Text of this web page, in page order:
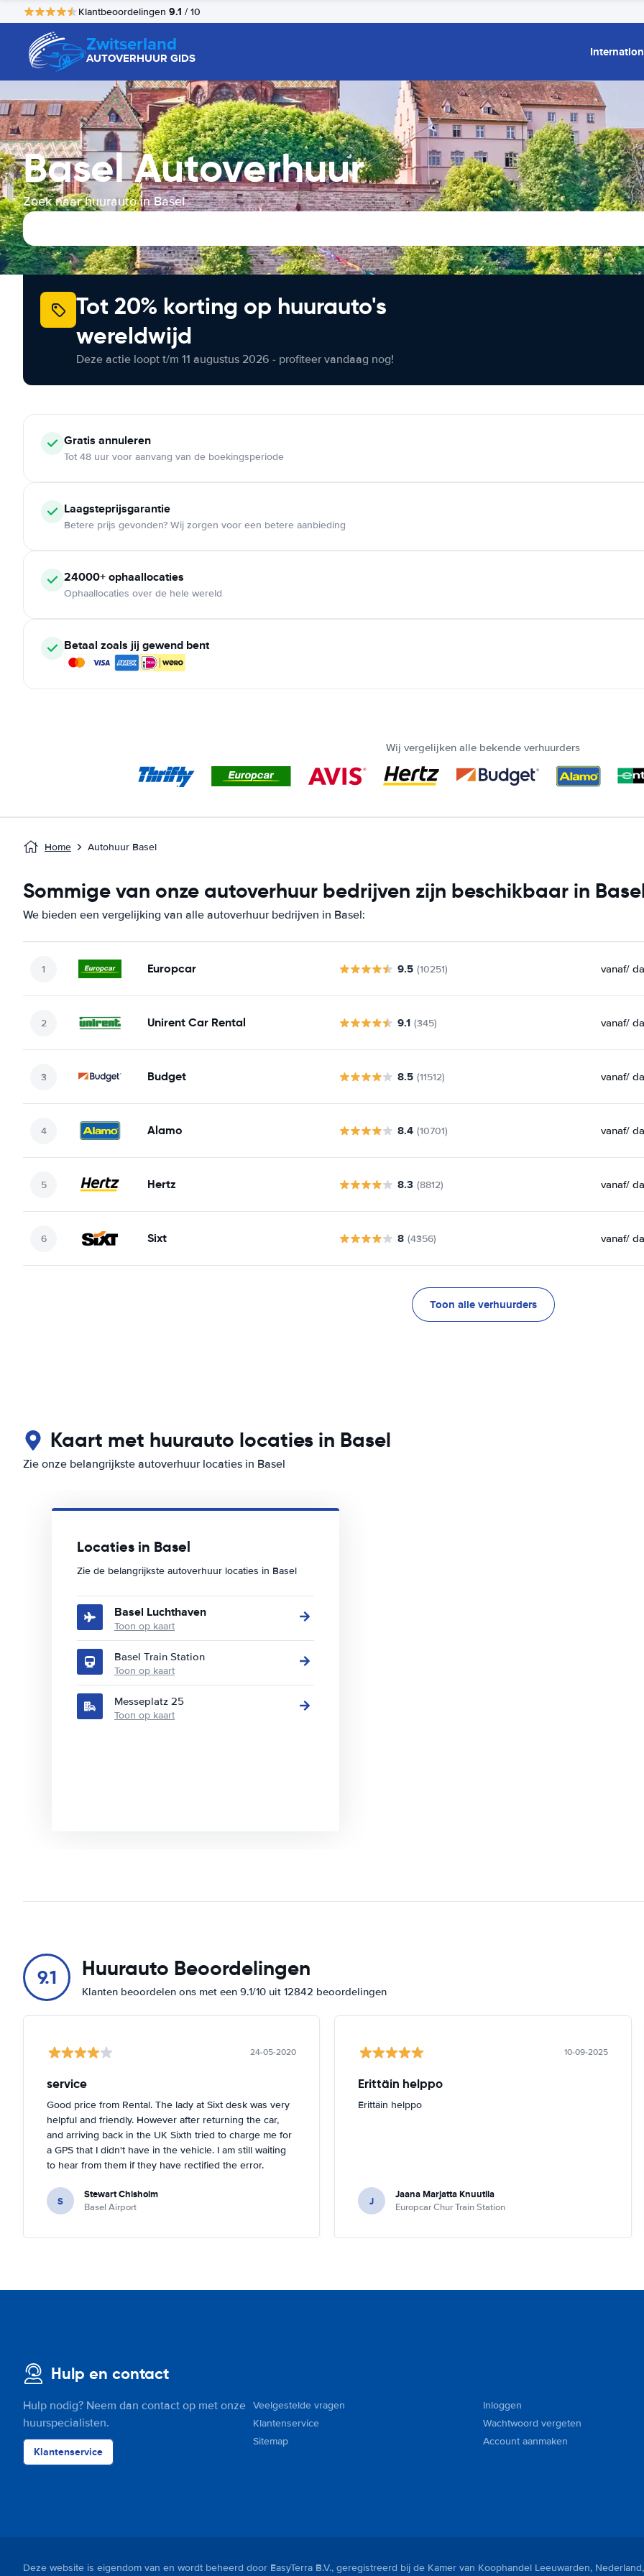
Klantbeoordelingen 9.1 / 10
Zwitserland
AUTOVERHUUR GIDS
Basel Autoverhuur
Zoek naar huurauto in Basel
Tot 20% korting op huurauto's
wereldwijd
Deze actie loopt t/m 11 augustus 2026 - profiteer vandaag nog!
Gratis annuleren
Tot 48 uur voor aanvang van de boekingsperiode
Laagsteprijsgarantie
Betere prijs gevonden? Wij zorgen voor een betere aanbieding
24000+ ophaallocaties
Ophaallocaties over de hele wereld
Betaal zoals jij gewend bent
Wij vergelijken alle bekende verhuurders
Home Autohuur Basel
Sommige van onze autoverhuur bedrijven zijn beschikbaar in
We bieden een vergelijking van alle autoverhuur bedrijven in Basel:
Europcar 9.5 (10251) vanaf/
Unirent Car Rental 9.1 (345) vanaf/
Budget 8.5 (11512) vanaf/
Alamo 8.4 (10701) vanaf/
Hertz 8.3 (8812) vanaf/
Sixt 8 (4356) vanaf/
Toon alle verhuurders
Kaart met huurauto locaties in Basel
Zie onze belangrijkste autoverhuur locaties in Basel
Locaties in Basel
Zie de belangrijkste autoverhuur locaties in Basel
Basel Luchthaven
Toon op kaart
Basel Train Station
Toon op kaart
Messeplatz 25
Toon op kaart
9.1 Huurauto Beoordelingen
Klanten beoordelen ons met een 9.1/10 uit 12842 beoordelingen
24-05-2020
service
Good price from Rental. The lady at Sixt desk was very
helpful and friendly. However after returning the car,
and arriving back in the UK Sixth tried to charge me for
a GPS that I didn't have in the vehicle. I am still waiting
to hear from them if they have rectified the error.
S Stewart Chisholm
Basel Airport
10-09-2025
Erittäin helppo
Erittäin helppo
J Jaana Marjatta Knuutila
Europcar Chur Train Station
Hulp en contact
Hulp nodig? Neem dan contact op met onze
huurspecialisten.
Klantenservice
Veelgestelde vragen
Klantenservice
Sitemap
Inloggen
Wachtwoord vergeten
Account aanmaken
Deze website is eigendom van en wordt beheerd door EasyTerra B.V., geregistreerd bij de Kamer van Koophandel Leeuwarden, Nederland,